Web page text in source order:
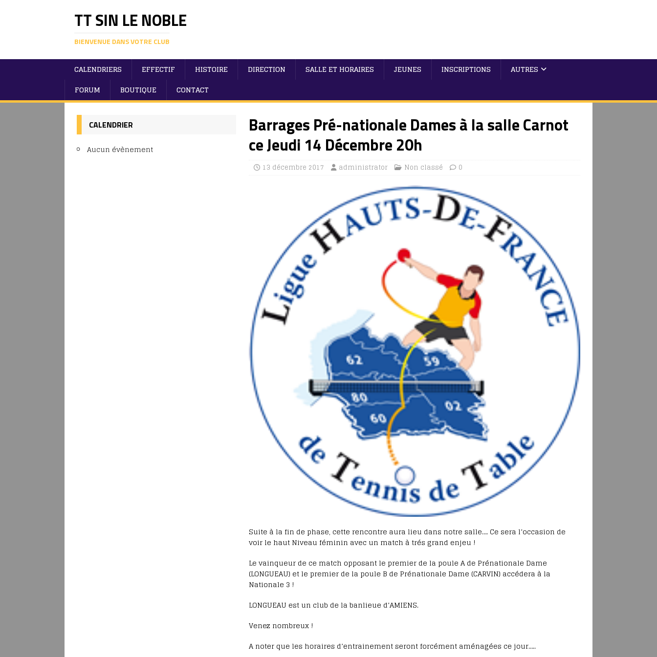
TT SIN LE NOBLE
BIENVENUE DANS VOTRE CLUB
CALENDRIERS EFFECTIF HISTOIRE DIRECTION SALLE ET HORAIRES JEUNES INSCRIPTIONS
AUTRES
FORUM
BOUTIQUE CONTACT
Barrages Pré-nationale Dames à la salle Carnot
ce Jeudi 14 Décembre 20h
13 décembre 2017 administrator Non classé 0
Suite à la fin de phase, cette rencontre aura lieu dans notre salle…. Ce sera l’occasion de
voir le haut Niveau féminin avec un match à trés grand enjeu !
Le vainqueur de ce match opposant le premier de la poule A de Prénationale Dame
(LONGUEAU) et le premier de la poule B de Prénationale Dame (CARVIN) accédera à la
Nationale 3 !
LONGUEAU est un club de la banlieue d’AMIENS.
Venez nombreux !
A noter que les horaires d’entrainement seront forcément aménagées ce jour…..
CALENDRIER
Aucun évènement